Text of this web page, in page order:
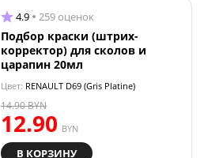
4.9 259 оценок
Подбор краски (штрих-
корректор) для сколов и
царапин 20мл
Цвет: RENAULT D69 (Gris Platine)
12.90 BYN
14.90BYN
В КОРЗИНУ